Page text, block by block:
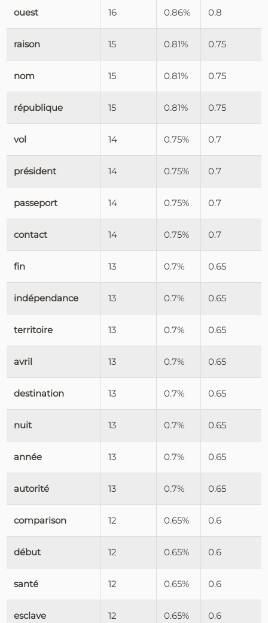
ouest 16 0.86% 0.8
raison 15 0.81% 0.75
nom 15 0.81% 0.75
république 15 0.81% 0.75
vol 14 0.75% 0.7
président 14 0.75% 0.7
passeport 14 0.75% 0.7
contact 14 0.75% 0.7
fin 13 0.7% 0.65
indépendance 13 0.7% 0.65
territoire 13 0.7% 0.65
avril 13 0.7% 0.65
destination 13 0.7% 0.65
nuit 13 0.7% 0.65
année 13 0.7% 0.65
autorité 13 0.7% 0.65
comparison 12 0.65% 0.6
début 12 0.65% 0.6
santé 12 0.65% 0.6
esclave 12 0.65% 0.6